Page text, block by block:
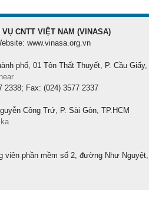
CNTT VIỆT NAM (VINASA)
www.vinasa.org.vn
phố, 01 Tôn Thất Thuyết, P. Cầu Giấy,
2338; Fax: (024) 3577 2337
Công Trứ, P. Sài Gòn, TP.HCM
viên phần mềm số 2, đường Như